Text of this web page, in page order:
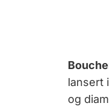
lansert
og